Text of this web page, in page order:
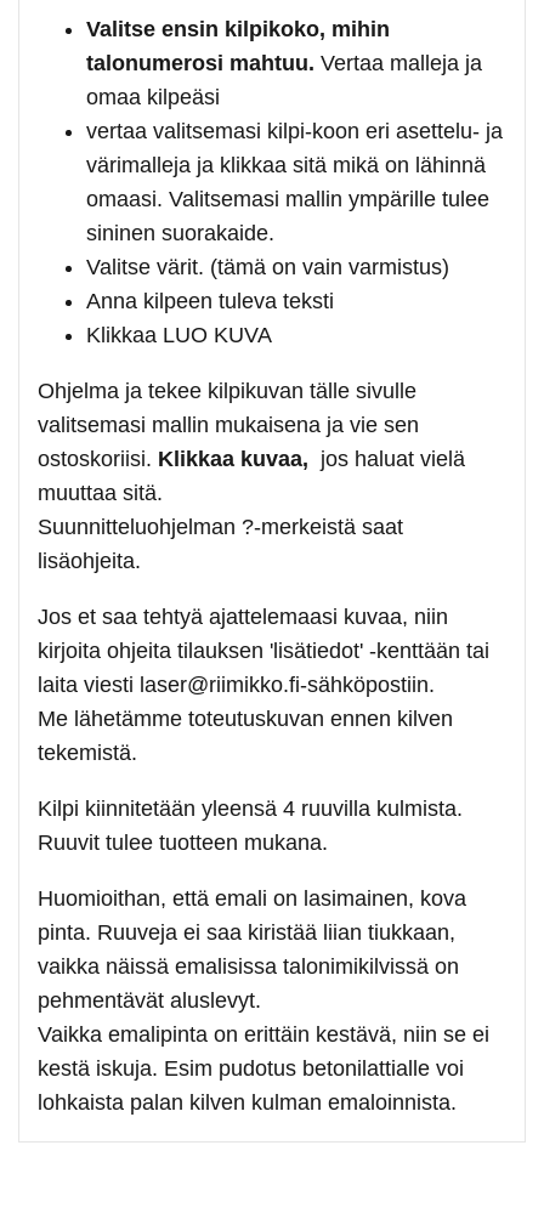
Valitse ensin kilpikoko, mihin
talonumerosi mahtuu. Vertaa malleja ja
omaa kilpeäsi
vertaa valitsemasi kilpi-koon eri asettelu- ja
värimalleja ja klikkaa sitä mikä on lähinnä
omaasi. Valitsemasi mallin ympärille tulee
sininen suorakaide.
Valitse värit. (tämä on vain varmistus)
Anna kilpeen tuleva teksti
Klikkaa LUO KUVA
Ohjelma ja tekee kilpikuvan tälle sivulle
valitsemasi mallin mukaisena ja vie sen
ostoskoriisi. Klikkaa kuvaa, jos haluat vielä
muuttaa sitä.
Suunnitteluohjelman ?-merkeistä saat
lisäohjeita.
Jos et saa tehtyä ajattelemaasi kuvaa, niin
kirjoita ohjeita tilauksen 'lisätiedot' -kenttään tai
laita viesti laser@riimikko.fi-sähköpostiin.
Me lähetämme toteutuskuvan ennen kilven
tekemistä.
Kilpi kiinnitetään yleensä 4 ruuvilla kulmista.
Ruuvit tulee tuotteen mukana.
Huomioithan, että emali on lasimainen, kova
pinta. Ruuveja ei saa kiristää liian tiukkaan,
vaikka näissä emalisissa talonimikilvissä on
pehmentävät aluslevyt.
Vaikka emalipinta on erittäin kestävä, niin se ei
kestä iskuja. Esim pudotus betonilattialle voi
lohkaista palan kilven kulman emaloinnista.